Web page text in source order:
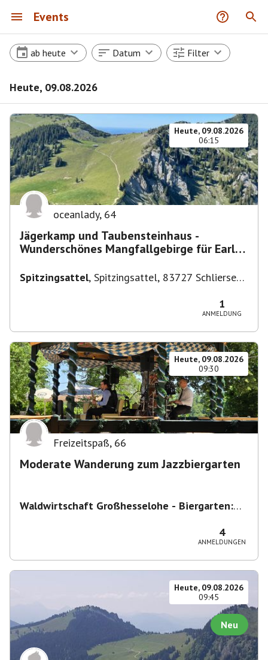
Events
ab heute Datum Filter
Heute, 09.08.2026
Heute, 09.08.2026
06:15
oceanlady, 64
Jägerkamp und Taubensteinhaus -
Wunderschönes Mangfallgebirge für Early
Spitzingsattel, Spitzingsattel, 83727 Schliersee,
1
ANMELDUNG
Heute, 09.08.2026
09:30
Freizeitspaß, 66
Moderate Wanderung zum Jazzbiergarten
Waldwirtschaft Großhesselohe - Biergarten:
Georg-Kalb-
4
ANMELDUNGEN
Heute, 09.08.2026
09:45
Neu